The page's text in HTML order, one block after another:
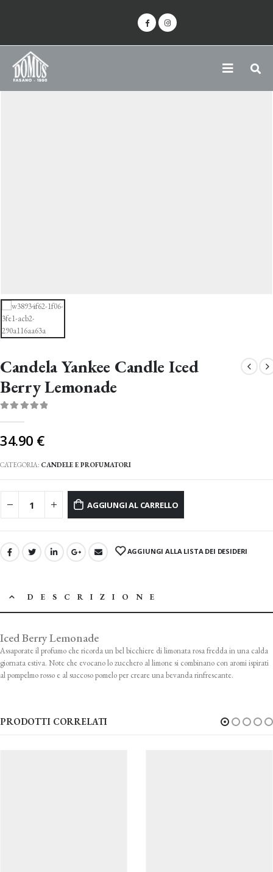
Candela Yankee Candle Iced
Berry Lemonade
34.90 €
CATEGORIA: CANDELE E PROFUMATORI
AGGIUNGI AL CARRELLO
AGGIUNGI ALLA LISTA DEI DESIDERI
DESCRIZIONE
Iced Berry Lemonade
Assaporate il profumo che ricorda un bel bicchiere di limonata rosa fredda in una calda
giornata estiva. Note che evocano lo zucchero al limone si combinano con aromi ispirati
al pompelmo rosso e al succoso pomelo per creare una bevanda rinfrescante.
PRODOTTI CORRELATI